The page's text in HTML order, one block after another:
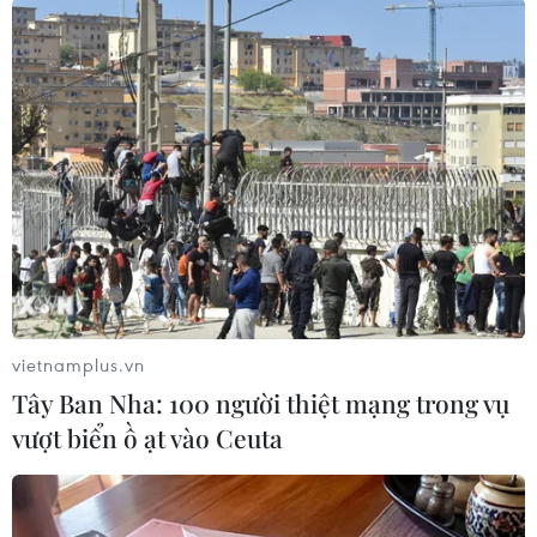
Tuyên Quang
Theo dõi VietnamPlus
TIN LIÊN QUAN
vietnamplus.vn
Tây Ban Nha: 100 người thiệt mạng trong vụ
vượt biển ồ ạt vào Ceuta